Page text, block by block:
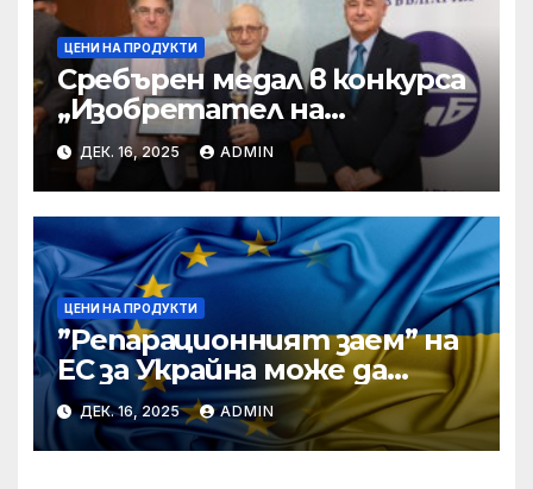
ЦЕНИ НА ПРОДУКТИ
Сребърен медал в конкурса
„Изобретател на
годината“ за учени от БАН
ДЕК. 16, 2025 ADMIN
ЦЕНИ НА ПРОДУКТИ
”Репарационният заем” на
ЕС за Украйна може да
достигне 130 милиарда
евро
ДЕК. 16, 2025 ADMIN